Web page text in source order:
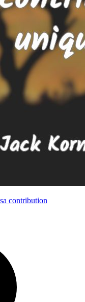
contribution